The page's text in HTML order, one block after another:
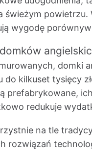
wygodę
domki
do kilkuset tysięcy
prefabrykowane,
redukuje
na tle
rozwiązań